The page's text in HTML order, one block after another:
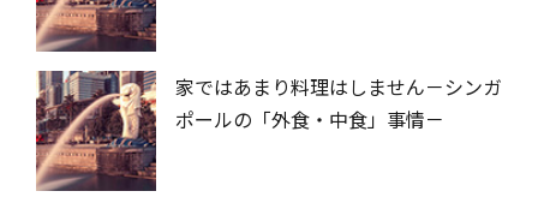
家ではあまり料理はしません－シンガ
ポールの「外食・中食」事情－